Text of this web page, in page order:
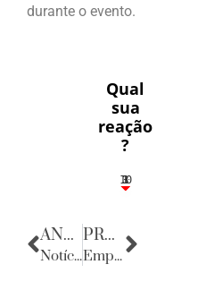
durante o evento.
Qual
sua
reação
?
3
1
1
3
10
ANTERIOR
Notícias do Rio Grande do Norte
PRÓXIMA
Empresas & Negócios